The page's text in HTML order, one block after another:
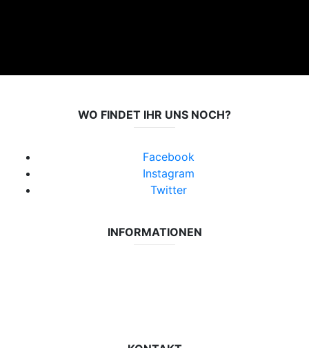
WO FINDET IHR UNS NOCH?
Facebook
Instagram
Twitter
INFORMATIONEN